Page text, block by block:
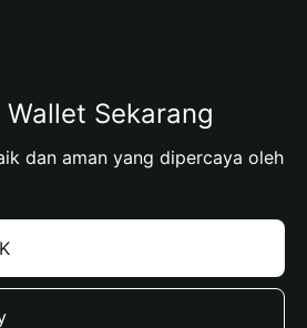
Sekarang
dan aman yang dipercaya oleh